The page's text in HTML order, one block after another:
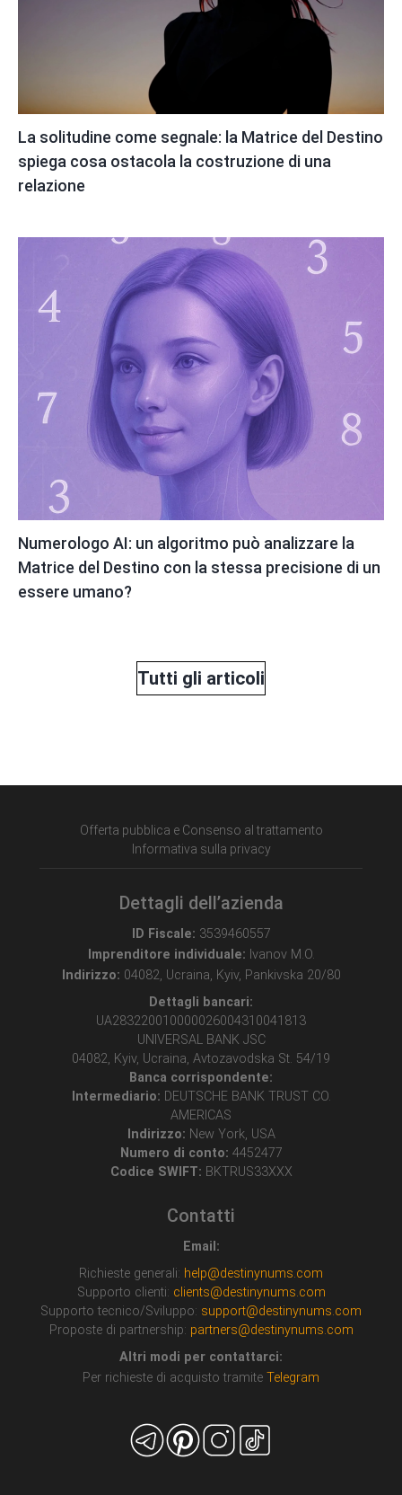
La solitudine come segnale: la Matrice del Destino
spiega cosa ostacola la costruzione di una
relazione
Numerologo AI: un algoritmo può analizzare la
Matrice del Destino con la stessa precisione di un
essere umano?
Tutti gli articoli
Offerta pubblica e Consenso al trattamento
Informativa sulla privacy
Dettagli dell’azienda
ID Fiscale: 3539460557
Imprenditore individuale: Ivanov M.O.
Indirizzo: 04082, Ucraina, Kyiv, Pankivska 20/80
Dettagli bancari:
UA283220010000026004310041813
UNIVERSAL BANK JSC
04082, Kyiv, Ucraina, Avtozavodska St. 54/19
Banca corrispondente:
Intermediario: DEUTSCHE BANK TRUST CO.
AMERICAS
Indirizzo: New York, USA
Numero di conto: 4452477
Codice SWIFT: BKTRUS33XXX
Contatti
Email:
Richieste generali: help@destinynums.com
Supporto clienti: clients@destinynums.com
Supporto tecnico/Sviluppo: support@destinynums.com
Proposte di partnership: partners@destinynums.com
Altri modi per contattarci:
Per richieste di acquisto tramite Telegram